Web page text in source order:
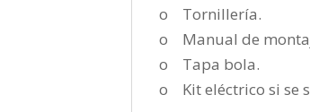
o Tornillería.
o Manual de
o Tapa bola.
o Kit eléctrico si se